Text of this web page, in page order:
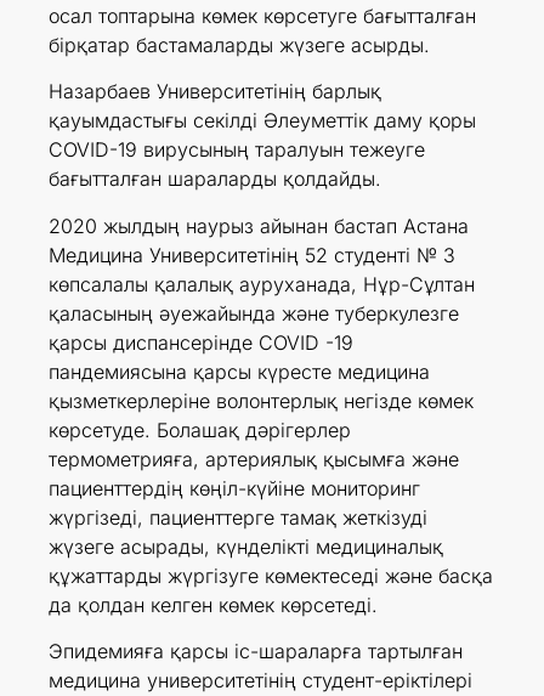
осал топтарына көмек көрсетуге бағытталған
бірқатар бастамаларды жүзеге асырды.
Назарбаев Университетінің барлық
қауымдастығы секілді Әлеуметтік даму қоры
COVID-19 вирусының таралуын тежеуге
бағытталған шараларды қолдайды.
2020 жылдың наурыз айынан бастап Астана
Медицина Университетінің 52 студенті № 3
көпсалалы қалалық ауруханада, Нұр-Сұлтан
қаласының әуежайында және туберкулезге
қарсы диспансерінде СOVID -19
пандемиясына қарсы күресте медицина
қызметкерлеріне волонтерлық негізде көмек
көрсетуде. Болашақ дәрігерлер
термометрияға, артериялық қысымға және
пациенттердің көңіл-күйіне мониторинг
жүргізеді, пациенттерге тамақ жеткізуді
жүзеге асырады, күнделікті медициналық
құжаттарды жүргізуге көмектеседі және басқа
да қолдан келген көмек көрсетеді.
Эпидемияға қарсы іс-шараларға тартылған
медицина университетінің студент-еріктілері